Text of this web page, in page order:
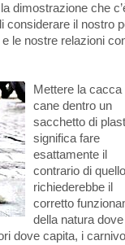
dimostrazione che
considerare il nostro
le nostre relazioni
Mettere la cacca
cane dentro un
sacchetto di
significa fare
esattamente il
contrario di
richiederebbe il
corretto
della natura
dove capita, i